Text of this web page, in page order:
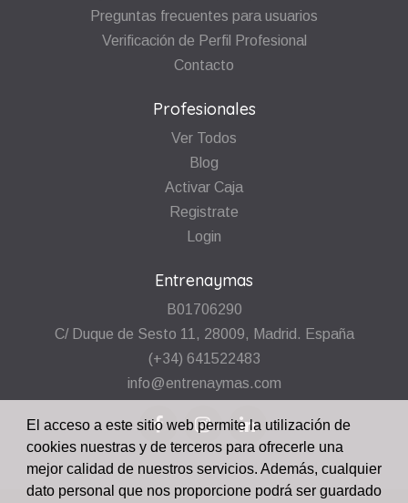
Preguntas frecuentes para usuarios
Verificación de Perfil Profesional
Contacto
Profesionales
Ver Todos
Blog
Activar Caja
Registrate
Login
Entrenaymas
B01706290
C/ Duque de Sesto 11, 28009, Madrid. España
(+34) 641522483
info@entrenaymas.com
El acceso a este sitio web permite la utilización de
cookies nuestras y de terceros para ofrecerle una
mejor calidad de nuestros servicios. Además, cualquier
dato personal que nos proporcione podrá ser guardado